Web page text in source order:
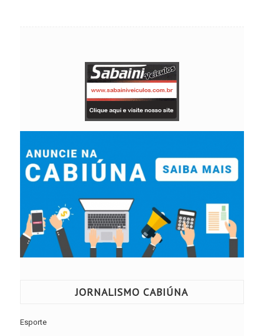
JORNALISMO CABIÚNA
Esporte